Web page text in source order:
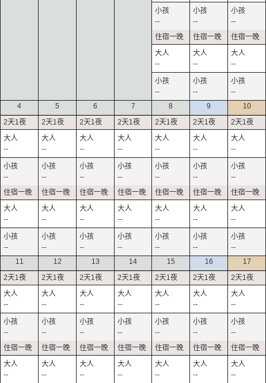
--
--
--
--
--
--
--
--
--
4
--
--
--
--
5
--
--
--
--
6
--
--
--
--
7
--
--
--
--
8
--
--
--
--
9
--
--
--
--
10
--
--
--
--
11
--
--
--
12
--
--
--
13
--
--
--
14
--
--
--
15
--
--
--
16
--
--
--
17
--
--
--